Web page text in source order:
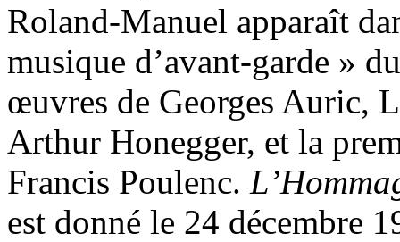
Roland-Manuel apparaît
musique d’avant-garde »
œuvres de Georges Auric,
Arthur Honegger, et la
Francis Poulenc.
est donné le 24 décembre